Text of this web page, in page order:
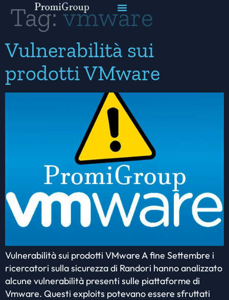
Tag:vmware
Vulnerabilità sui
prodotti VMware
Vulnerabilità sui prodotti VMware A fine Settembre i
ricercatori sulla sicurezza di Randori hanno analizzato
alcune vulnerabilità presenti sulle piattaforme di
Vmware. Questi exploits potevano essere sfruttati